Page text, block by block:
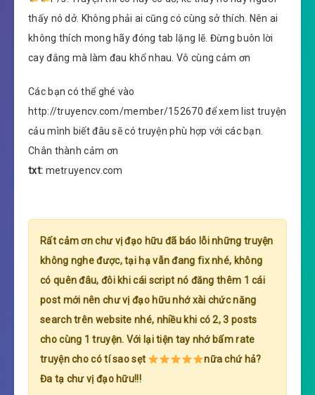
thấy nó dở. Không phải ai cũng có cùng sở thích. Nên ai
không thích mong hãy đóng tab lặng lẽ. Đừng buôn lời
cay đắng mà làm đau khổ nhau. Vô cùng cảm ơn
Các bạn có thể ghé vào
http://truyencv.com/member/152670 để xem list truyện
cảu mình biết đâu sẽ có truyện phù hợp với các bạn.
Chân thành cảm ơn
txt: metruyencv.com
Rất cảm ơn chư vị đạo hữu đã báo lỗi những truyện
không nghe được, tại hạ vẫn đang fix nhé, không
có quên đâu, đôi khi cái script nó đăng thêm 1 cái
post mới nên chư vị đạo hữu nhớ xài chức năng
search trên website nhé, nhiều khi có 2, 3 posts
cho cùng 1 truyện. Với lại tiện tay nhớ bấm rate
truyện cho có tí sao sẹt
nữa chứ hả?
Đa tạ chư vị đạo hữu!!!